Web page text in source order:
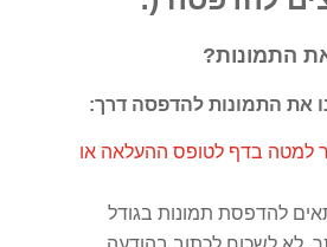
התמונות?
את התמונות להדפסה דרך:
למטה בדף לטופס ההעלאה או
להדפסת תמונות בגודל